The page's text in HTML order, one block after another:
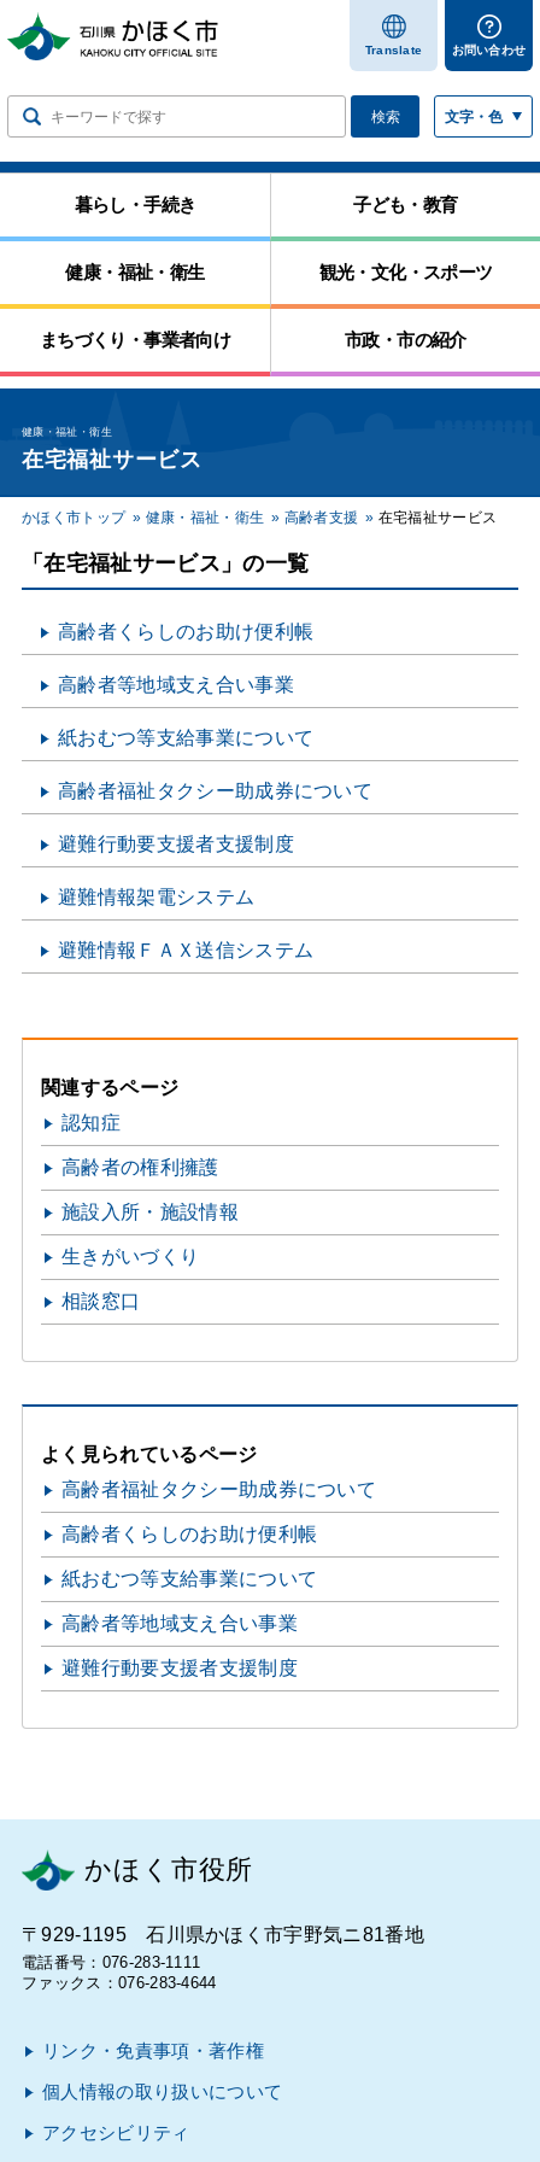
します
Translate お問い合わせ
検索 文字・色
暮らし・手続き 子ども・教育
健康・福祉・衛生 観光・文化・スポーツ
まちづくり・事業者向け 市政・市の紹介
健康・福祉・衛生
在宅福祉サービス
かほく市トップ 健康・福祉・衛生 高齢者支援 在宅福祉サービス
「在宅福祉サービス」の一覧
高齢者くらしのお助け便利帳
高齢者等地域支え合い事業
紙おむつ等支給事業について
高齢者福祉タクシー助成券について
避難行動要支援者支援制度
避難情報架電システム
避難情報ＦＡＸ送信システム
関連するページ
認知症
高齢者の権利擁護
施設入所・施設情報
生きがいづくり
相談窓口
よく見られているページ
高齢者福祉タクシー助成券について
高齢者くらしのお助け便利帳
紙おむつ等支給事業について
高齢者等地域支え合い事業
避難行動要支援者支援制度
かほく市役所
〒929-1195 石川県かほく市宇野気ニ81番地
電話番号：076-283-1111
ファックス：076-283-4644
リンク・免責事項・著作権
個人情報の取り扱いについて
アクセシビリティ